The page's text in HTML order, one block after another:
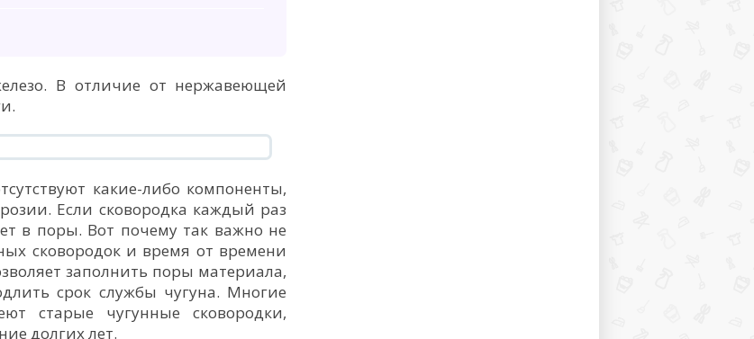
В отличие от нержавеющей
какие-либо компоненты,
Если сковородка каждый раз
в поры. Вот почему так важно не
сковородок и время от времени
заполнить поры материала,
срок службы чугуна. Многие
старые чугунные сковородки,
долгих лет.